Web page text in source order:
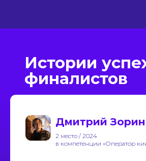
Истории
финалистов
Дмитрий Зорин
2 место / 2024
в компетенции «Оператор